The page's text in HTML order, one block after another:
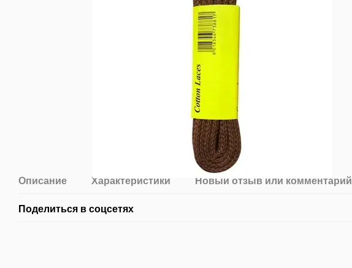
Описание Характеристики Новый отзыв или комментарий
Поделиться в соцсетях